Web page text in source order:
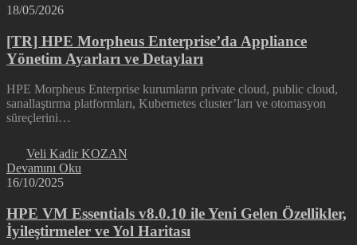
18/05/2026
[TR] HPE Morpheus Enterprise’da Appliance
Yönetim Ayarları ve Detayları
HPE Morpheus Enterprise kurumların private cloud, public cloud,
sanallaştırma platformları, Kubernetes cluster’ları ve otomasyon
süreçlerini…
Veli Kadir KOZAN
Devamını Oku
16/10/2025
HPE VM Essentials v8.0.10 ile Yeni Gelen Özellikler,
İyileştirmeler ve Yol Haritası